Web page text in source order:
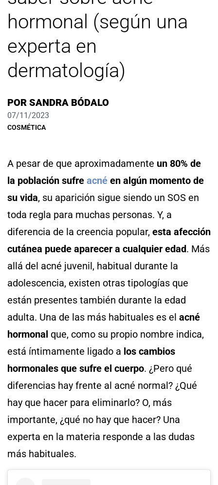
hormonal (según una
experta en
dermatología)
POR SANDRA BÓDALO
07/11/2023
COSMÉTICA
A pesar de que aproximadamente un 80% de
la población sufre acné en algún momento de
su vida, su aparición sigue siendo un SOS en
toda regla para muchas personas. Y, a
diferencia de la creencia popular, esta afección
cutánea puede aparecer a cualquier edad. Más
allá del acné juvenil, habitual durante la
adolescencia, existen otras tipologías que
están presentes también durante la edad
adulta. Una de las más habituales es el acné
hormonal que, como su propio nombre indica,
está íntimamente ligado a los cambios
hormonales que sufre el cuerpo. ¿Pero qué
diferencias hay frente al acné normal? ¿Qué
hay que hacer para eliminarlo? O, más
importante, ¿qué no hay que hacer? Una
experta en la materia responde a las dudas
más habituales.